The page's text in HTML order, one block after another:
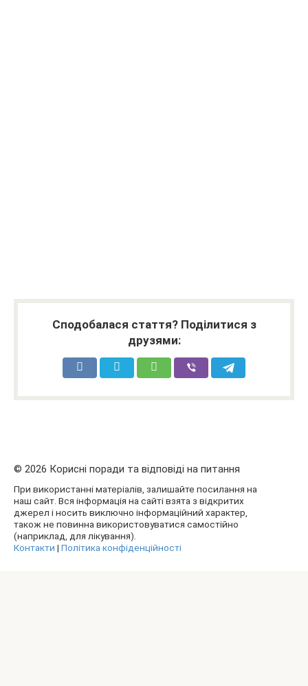
Сподобалася стаття? Поділитися з
друзями:
© 2026 Корисні поради та відповіді на питання
При використанні матеріалів, залишайте посилання на
наш сайт. Вся інформація на сайті взята з відкритих
джерел і носить виключно інформаційний характер,
також не повинна використовуватися самостійно
(наприклад, для лікування).
Контакти | Політика конфіденційності